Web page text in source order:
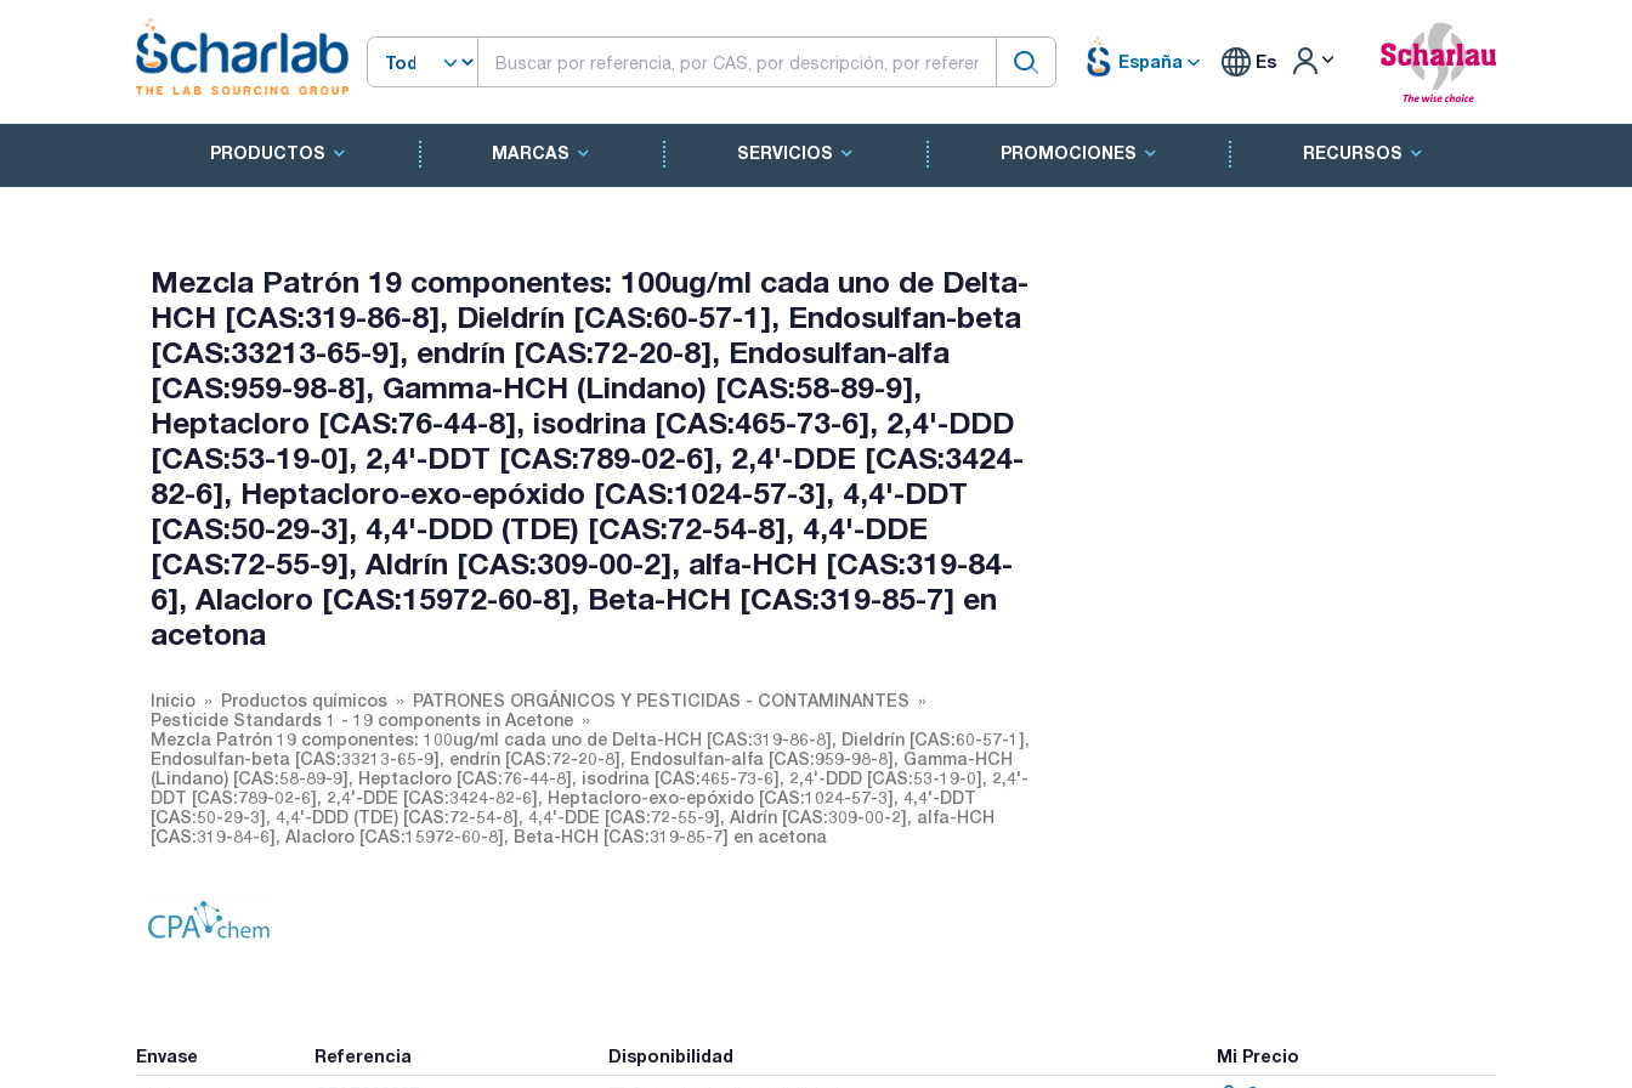
España Es
PRODUCTOS MARCAS SERVICIOS PROMOCIONES RECURSOS
Mezcla Patrón 19 componentes: 100ug/ml cada uno de Delta-
HCH [CAS:319-86-8], Dieldrín [CAS:60-57-1], Endosulfan-beta
[CAS:33213-65-9], endrín [CAS:72-20-8], Endosulfan-alfa
[CAS:959-98-8], Gamma-HCH (Lindano) [CAS:58-89-9],
Heptacloro [CAS:76-44-8], isodrina [CAS:465-73-6], 2,4'-DDD
[CAS:53-19-0], 2,4'-DDT [CAS:789-02-6], 2,4'-DDE [CAS:3424-
82-6], Heptacloro-exo-epóxido [CAS:1024-57-3], 4,4'-DDT
[CAS:50-29-3], 4,4'-DDD (TDE) [CAS:72-54-8], 4,4'-DDE
[CAS:72-55-9], Aldrín [CAS:309-00-2], alfa-HCH [CAS:319-84-
6], Alacloro [CAS:15972-60-8], Beta-HCH [CAS:319-85-7] en
acetona
Inicio Productos químicos
PATRONES ORGÁNICOS Y PESTICIDAS - CONTAMINANTES
Pesticide Standards 1 - 19 components in Acetone
Mezcla Patrón 19 componentes: 100ug/ml cada uno de Delta-HCH [CAS:319-86-8], Dieldrín [CAS:60-57-1],
Endosulfan-beta [CAS:33213-65-9], endrín [CAS:72-20-8], Endosulfan-alfa [CAS:959-98-8], Gamma-HCH
(Lindano) [CAS:58-89-9], Heptacloro [CAS:76-44-8], isodrina [CAS:465-73-6], 2,4'-DDD [CAS:53-19-0], 2,4'-
DDT [CAS:789-02-6], 2,4'-DDE [CAS:3424-82-6], Heptacloro-exo-epóxido [CAS:1024-57-3], 4,4'-DDT
[CAS:50-29-3], 4,4'-DDD (TDE) [CAS:72-54-8], 4,4'-DDE [CAS:72-55-9], Aldrín [CAS:309-00-2], alfa-HCH
[CAS:319-84-6], Alacloro [CAS:15972-60-8], Beta-HCH [CAS:319-85-7] en acetona
Envase Referencia Disponibilidad Mi Precio